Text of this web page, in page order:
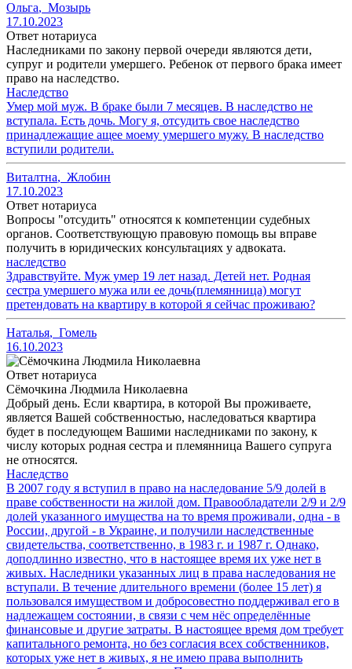
Ольга, Мозырь
17.10.2023
Ответ нотариуса
Наследниками по закону первой очереди являются дети,
супруг и родители умершего. Ребенок от первого брака имеет
право на наследство.
Наследство
Умер мой муж. В браке были 7 месяцев. В наследство не
вступала. Есть дочь. Могу я, отсудить свое наследство
принадлежащие ащее моему умершего мужу. В наследство
вступили родители.
Виталтна, Жлобин
17.10.2023
Ответ нотариуса
Вопросы "отсудить" относятся к компетенции судебных
органов. Соответствующую правовую помощь вы вправе
получить в юридических консультациях у адвоката.
наследство
Здравствуйте. Муж умер 19 лет назад. Детей нет. Родная
сестра умершего мужа или ее дочь(племянница) могут
претендовать на квартиру в которой я сейчас проживаю?
Наталья, Гомель
16.10.2023
Ответ нотариуса
Сёмочкина Людмила Николаевна
Добрый день. Если квартира, в которой Вы проживаете,
является Вашей собственностью, наследоваться квартира
будет в последующем Вашими наследниками по закону, к
числу которых родная сестра и племянница Вашего супруга
не относятся.
Наследство
В 2007 году я вступил в право на наследование 5/9 долей в
праве собственности на жилой дом. Правообладатели 2/9 и 2/9
долей указанного имущества на то время проживали, одна - в
России, другой - в Украине, и получили наследственные
свидетельства, соответственно, в 1983 г. и 1987 г. Однако,
доподлинно известно, что в настоящее время их уже нет в
живых. Наследники указанных лиц в права наследования не
вступали. В течение длительного времени (более 15 лет) я
пользовался имуществом и добросовестно поддерживал его в
надлежащем состоянии, в связи с чем нёс определённые
финансовые и другие затраты. В настоящее время дом требует
капитального ремонта, но без согласия всех собственников,
которых уже нет в живых, я не имею права выполнить